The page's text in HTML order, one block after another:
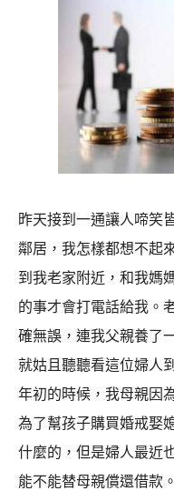
昨天接到一通讓人啼笑
鄰居，我怎樣都想不起
到我老家附近，和我媽
的事才會打電話給我。
確無誤，連我父親養了
就姑且聽聽看這位婦人
年初的時候，我母親因
為了幫孩子購買婚戒娶
什麼的，但是婦人最近
能不能替母親償還借款。